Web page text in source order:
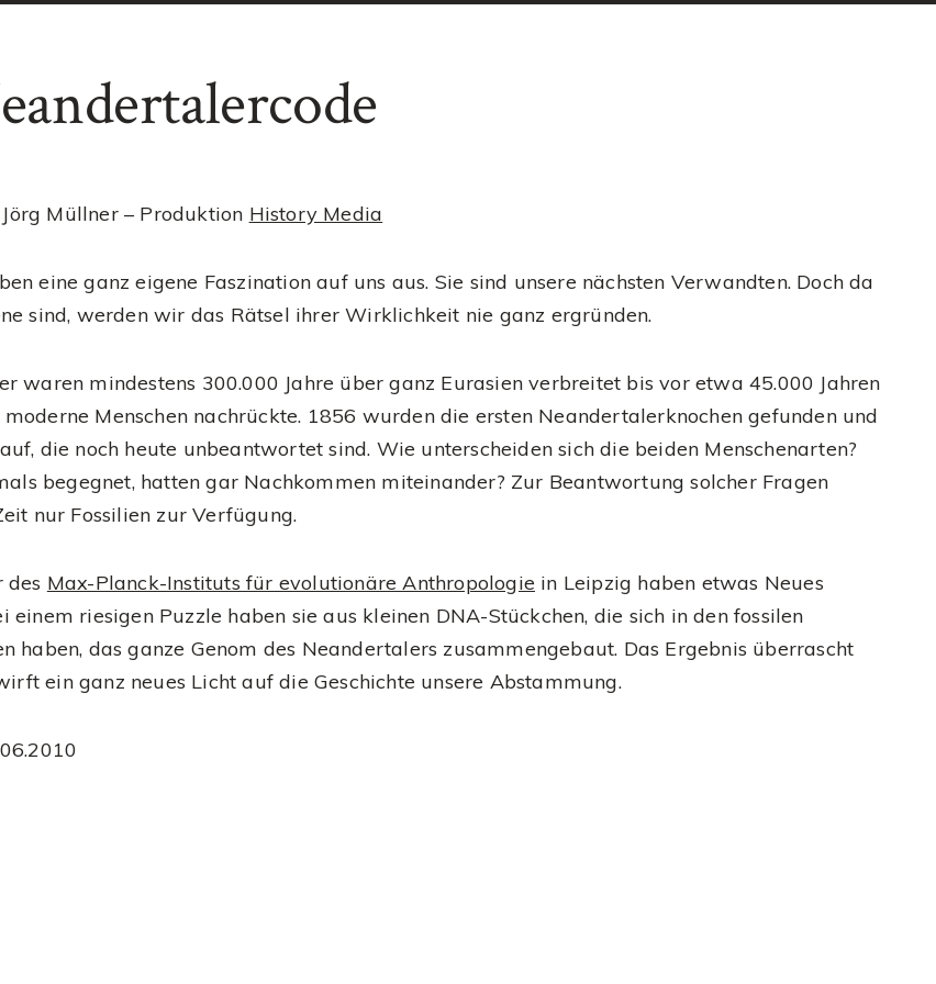
Müllner – Produktion History Media
eine ganz eigene Faszination auf uns aus. Sie sind unsere nächsten Verwandten. Doch da
sind, werden wir das Rätsel ihrer Wirklichkeit nie ganz ergründen.
waren mindestens 300.000 Jahre über ganz Eurasien verbreitet bis vor etwa 45.000 Jahren
Menschen nachrückte. 1856 wurden die ersten Neandertalerknochen gefunden und
die noch heute unbeantwortet sind. Wie unterscheiden sich die beiden Menschenarten?
begegnet, hatten gar Nachkommen miteinander? Zur Beantwortung solcher Fragen
nur Fossilien zur Verfügung.
des Max-Planck-Instituts für evolutionäre Anthropologie in Leipzig haben etwas Neues
einem riesigen Puzzle haben sie aus kleinen DNA-Stückchen, die sich in den fossilen
haben, das ganze Genom des Neandertalers zusammengebaut. Das Ergebnis überrascht
ein ganz neues Licht auf die Geschichte unsere Abstammung.